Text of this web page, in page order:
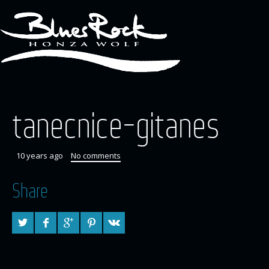
tanecnice-gitanes
10 years ago No comments
Share